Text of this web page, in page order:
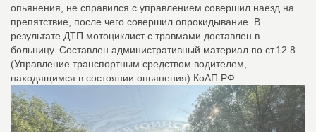
опьянения, не справился с управлением совершил наезд на
препятствие, после чего совершил опрокидывание. В
результате ДТП мотоциклист с травмами доставлен в
больницу. Составлен административный материал по ст.12.8
(Управление транспортным средством водителем,
находящимся в состоянии опьянения) КоАП РФ.